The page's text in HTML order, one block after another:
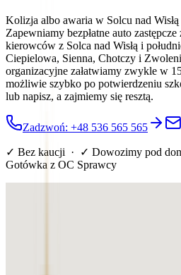
Kolizja albo awaria w Solcu nad
Zapewniamy bezpłatne auto
kierowców z Solca nad Wisłą i
Ciepielowa, Sienna, Chotczy i
organizacyjne załatwiamy zwykle w
możliwie szybko po potwierdzeniu
lub napisz, a zajmiemy się resztą.
Zadzwoń: +48 536 565 565
✓ Bez kaucji · ✓ Dowozimy pod
Gotówka z OC Sprawcy